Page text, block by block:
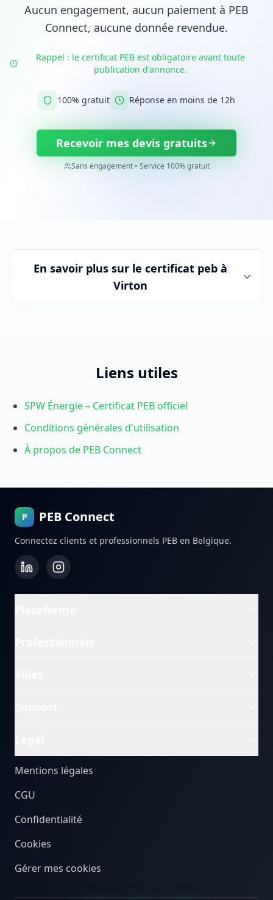
Aucun engagement, aucun paiement à PEB
Connect, aucune donnée revendue.
Rappel : le certificat PEB est obligatoire avant toute
publication d'annonce.
100% gratuit Réponse en moins de 12h
Recevoir mes devis gratuits
Sans engagement • Service 100% gratuit
En savoir plus sur lecertificat peb à
Virton
Liens utiles
SPW Énergie – Certificat PEB officiel
Conditions générales d'utilisation
À propos de PEB Connect
P PEB Connect
Connectez clients et professionnels PEB en Belgique.
Mentions légales
CGU
Confidentialité
Cookies
Gérer mes cookies